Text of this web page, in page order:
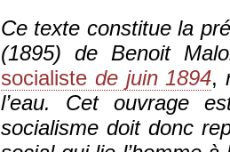
Ce texte constitue la
(1895) de Benoit
socialiste de juin 1894,
l’eau. Cet ouvrage
socialisme doit donc